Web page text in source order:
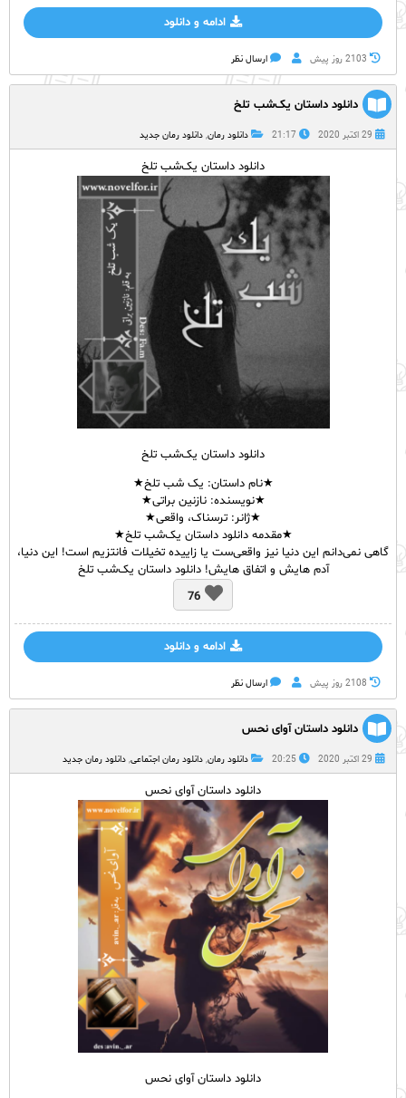
ادامه و دانلود
2103 روز پيش ارسال نظر
دانلود داستان یک‌شب تلخ
29 اکتبر 2020 21:17 دانلود رمان, دانلود رمان جدید
دانلود داستان یک‌شب تلخ
دانلود داستان یک‌شب تلخ
★نامداستان: یک شب تلخ★
★نویسنده: نازنین براتی★
★ژانر: ترسناک، واقعی★
★مقدمه دانلود داستان یک‌شب تلخ★
گاهی نمی‌دانم این دنیا نیز واقعی‌ست یا زاییده تخیلات فانتزیم است! این دنیا،
آدم هایش و اتفاق هایش! دانلود داستان یک‌شب تلخ
76
ادامه و دانلود
2108 روز پيش ارسال نظر
دانلود داستان آوای نحس
29 اکتبر 2020 20:25 دانلود رمان, دانلود رمان اجتماعی, دانلود رمان جدید
دانلود داستان آوای نحس
دانلود داستان آوای نحس